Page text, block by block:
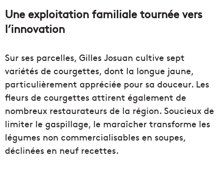
Une exploitation familiale tournée vers
l’innovation
Sur ses parcelles, Gilles Josuan cultive sept
variétés de courgettes, dont la longue jaune,
particulièrement appréciée pour sa douceur. Les
fleurs de courgettes attirent également de
nombreux restaurateurs de la région. Soucieux de
limiter le gaspillage, le maraîcher transforme les
légumes non commercialisables en soupes,
déclinées en neuf recettes.